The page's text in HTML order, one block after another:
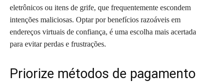
eletrônicos ou itens de grife, que frequentemente escondem
intenções maliciosas. Optar por benefícios razoáveis em
endereços virtuais de confiança, é uma escolha mais acertada
para evitar perdas e frustrações.
Priorize métodos de pagamento